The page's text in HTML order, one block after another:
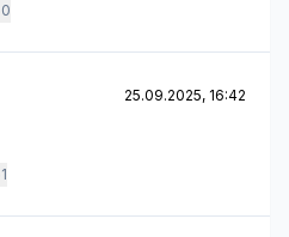
0
25.09.2025, 16:42
1